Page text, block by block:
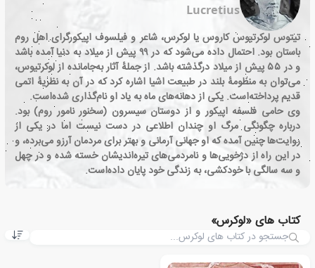
Lucretius
تیتوس لوکرتیوس کاروس یا لوکرس، شاعر و فیلسوف اپیکورگرای اهل روم
باستان بود. احتمال داده می‌شود که در ۹۹ پیش از میلاد به دنیا آمده باشد
و در ۵۵ پیش از میلاد درگذشته باشد. از جملهٔ آثار به‌جامانده از لوکرتیوس،
می‌توان به منظومهٔ بلند در طبیعت اشیا اشاره کرد که در آن به نظریهٔ اتمی
قدیم پرداخته‌است. یکی از دهانه‌های ماه به یاد او نام‌گذاری شده‌است.
وی حامی فلسفه اپیکور و از دوستان سیسرون (سخنور نامور روم) بود.
درباره چگونگی مرگ او چندان اطلاعی در دست نیست اما در یکی از
روایت‌ها چنین آمده که او جهانی آرمانی و بهتر برای مردمان آرزو می‌برده، و
در این راه از دژخویی‌ها و نامردمی‌های تیره‌اندیشان خسته شده و در چهل
و سه سالگی با خودکشی، به زندگی خود پایان داده‌است.
کتاب های «لوکرس»